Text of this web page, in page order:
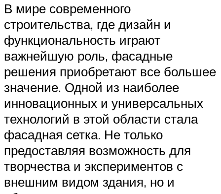
В мире современного
строительства, где дизайн и
функциональность играют
важнейшую роль, фасадные
решения приобретают все большее
значение. Одной из наиболее
инновационных и универсальных
технологий в этой области стала
фасадная сетка. Не только
предоставляя возможность для
творчества и экспериментов с
внешним видом здания, но и